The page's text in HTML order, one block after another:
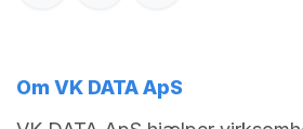
Om VK DATA ApS